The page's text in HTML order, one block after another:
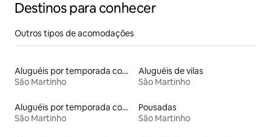
Destinos para conhecer
Outros tipos de acomodações
Aluguéis por temporada com caiaque
São Martinho
Aluguéis de vilas
São Martinho
Aluguéis por temporada com banheira de hidromassagem
São Martinho
Pousadas
São Martinho